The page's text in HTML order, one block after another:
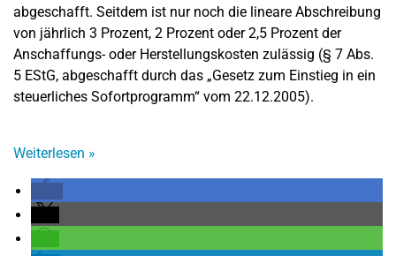
abgeschafft. Seitdem ist nur noch die lineare Abschreibung
von jährlich 3 Prozent, 2 Prozent oder 2,5 Prozent der
Anschaffungs- oder Herstellungskosten zulässig (§ 7 Abs.
5 EStG, abgeschafft durch das „Gesetz zum Einstieg in ein
steuerliches Sofortprogramm“ vom 22.12.2005).
Weiterlesen »